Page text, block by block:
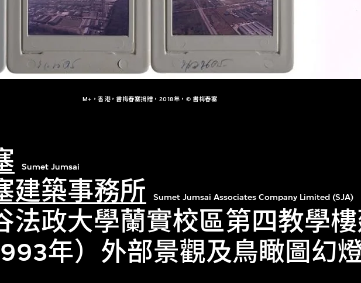
M+，香港，書梅春塞捐贈，2018年，© 書梅春塞
Sumet Jumsai
建築事務所 Sumet Jumsai Associates Company Limited (SJA)
法政大學蘭實校區第四教學
年）外部景觀及鳥瞰圖幻